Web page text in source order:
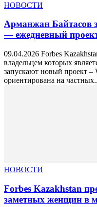
НОВОСТИ
Арманжан Байтасов
— ежедневный
09.04.2026 Forbes
владельцем которых
запускают новый проект –
ориентирована на
НОВОСТИ
Forbes Kazakhstan
заметных женщин в